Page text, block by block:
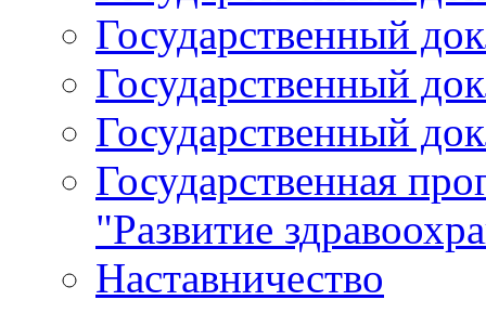
Государственный
Государственный
Государственный
Государственная
"Развитие
Наставничество